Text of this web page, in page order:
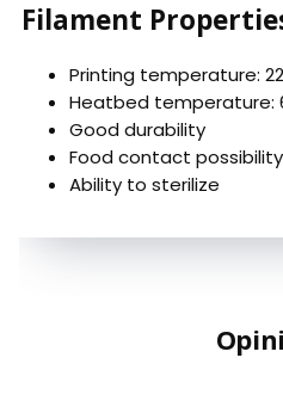
Filament
Printing temperature:
Heatbed temperature:
Good durability
Food contact possibility
Ability to sterilize